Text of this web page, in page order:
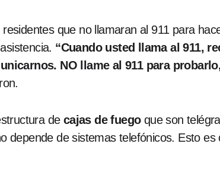
que no llamaran al 911 para
“Cuando usted llama al 911,
NO llame al 911 para
de cajas de fuegoque son
depende de sistemas telefónicos. Esto es